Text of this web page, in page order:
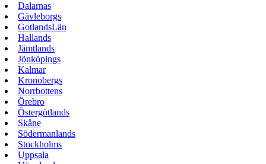
Dalarnas
Gävleborgs
GotlandsLän
Hallands
Jämtlands
Jönköpings
Kalmar
Kronobergs
Norrbottens
Örebro
Östergötlands
Skåne
Södermanlands
Stockholms
Uppsala